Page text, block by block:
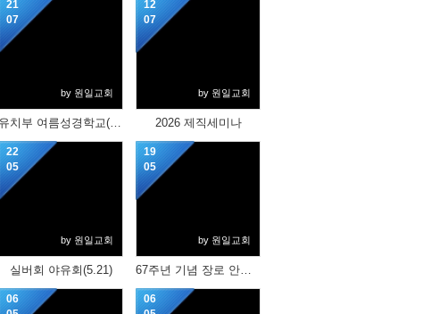
21
07
by 원일교회
12
07
by 원일교회
2026 제직세미나
22
05
by 원일교회
실버회 야유회(5.21)
19
05
by 원일교회
06
06